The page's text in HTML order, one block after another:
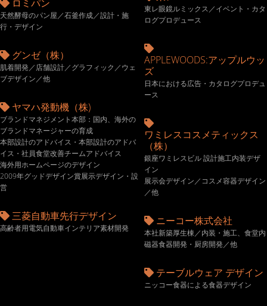
ロミパン
天然酵母のパン屋／石釜作成／設計・施
行・デザイン
グンゼ（株）
肌着開発／店舗設計／グラフィック／ウェ
ブデザイン／他
ヤマハ発動機（株)
ブランドマネジメント本部：国内、海外の
ブランドマネージャーの育成
本部設計のアドバイス・本部設計のアドバ
イス・社員食堂改善チームアドバイス
海外用ホームページのデザイン
2009年グッドデザイン賞展示デザイン・設
営
三菱自動車先行デザイン
高齢者用電気自動車インテリア素材開発
東レ眼鏡ルミックス／イベント・カタ
ログプロデュース
APPLEWOODS:アップルウッ
ズ
日本における広告・カタログプロデュ
ース
ワミレスコスメティックス
（株）
銀座ワミレスビル 設計施工内装デザ
イン
展示会デザイン／コスメ容器デザイン
／他
ニーコー株式会社
本社新築厚生棟／内装・施工、食堂内
磁器食器開発・厨房開発／他
テーブルウェア デザイン
ニッコー食器による食器デザイン